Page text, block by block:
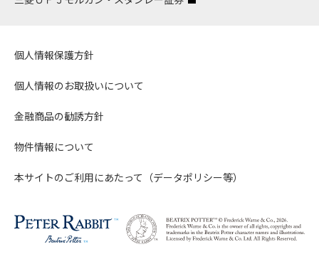
個人情報保護方針
個人情報のお取扱いについて
金融商品の勧誘方針
物件情報について
本サイトのご利用にあたって（データポリシー等）